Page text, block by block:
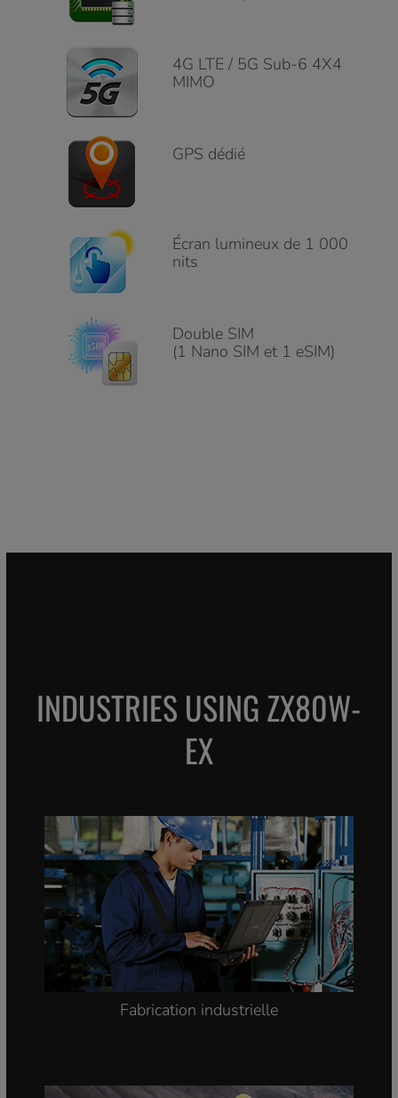
4G LTE / 5G Sub-6 4X4
MIMO
GPS dédié
Écran lumineux de 1 000
nits
Double SIM
(1 Nano SIM et 1 eSIM)
INDUSTRIES USING ZX80W-
EX
Fabrication industrielle